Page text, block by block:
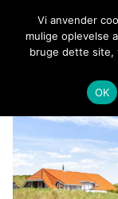
Vi anvender
mulige oplevelse
bruge dette site,
OK